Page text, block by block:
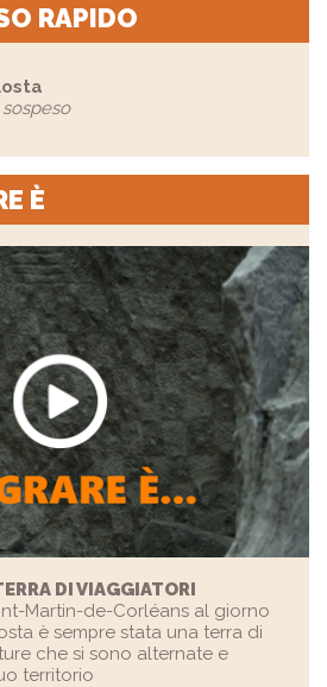
RAPIDO
È
DI VIAGGIATORI
Martin-de-Corléans al giorno
è sempre stata una terra di
che si sono alternate e
territorio